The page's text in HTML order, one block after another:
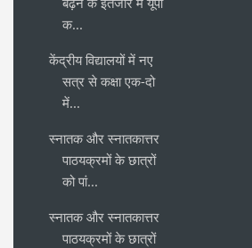
क...
केंद्रीय विद्यालयों में नए
सत्र से कक्षा एक-दो
में...
स्नातक और स्नातकात्तर
पाठयक्रमों के छात्रों
को पां...
स्नातक और स्नातकात्तर
पाठयक्रमों के छात्रों